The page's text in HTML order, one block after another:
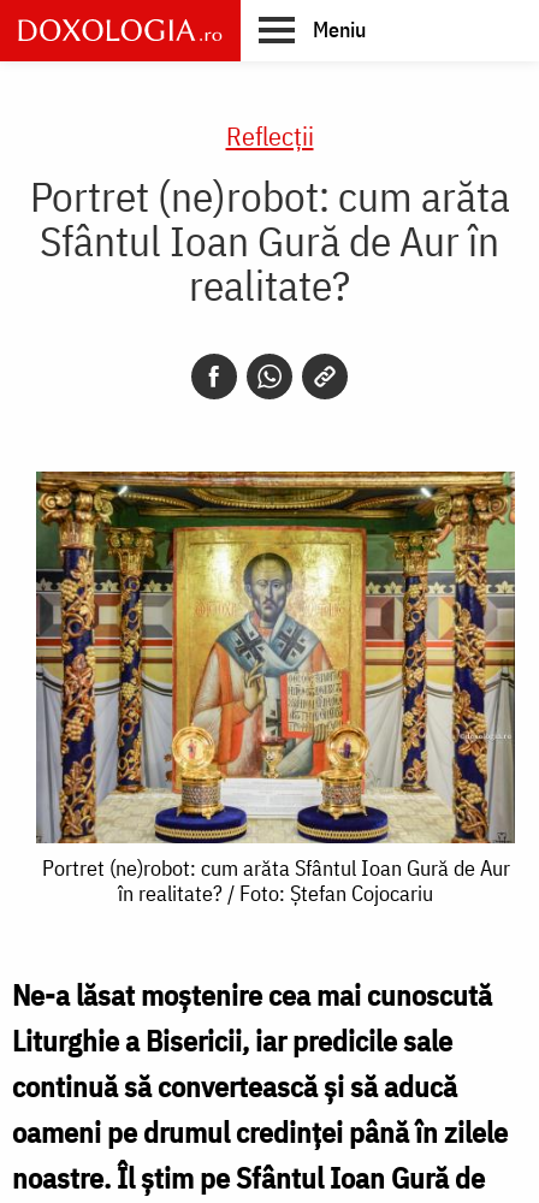
Skip
to
main
Meniu
Reflecții
Portret (ne)robot: cum arăta
Sfântul Ioan Gură de Aur în
realitate?
Portret
(ne)robot:
arăta
Sfântul
Ioan
Portret (ne)robot: cum arăta Sfântul Ioan Gură de Aur
în realitate? / Foto: Ștefan Cojocariu
Ne-a lăsat moștenire cea mai cunoscută
Liturghie a Bisericii, iar predicile sale
continuă să convertească și să aducă
oameni pe drumul credinței până în zilele
noastre. Îl știm pe Sfântul Ioan Gură de